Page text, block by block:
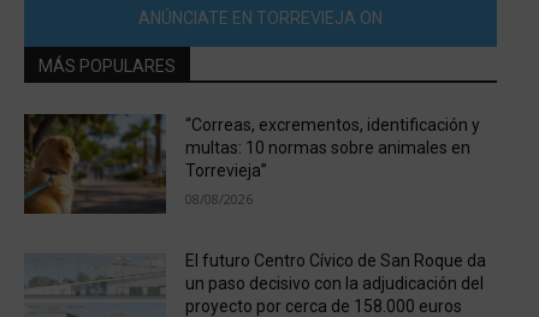
ANÚNCIATE EN TORREVIEJA ON
MÁS POPULARES
“Correas, excrementos, identificación y
multas: 10 normas sobre animales en
Torrevieja”
08/08/2026
El futuro Centro Cívico de San Roque da
un paso decisivo con la adjudicación del
proyecto por cerca de 158.000 euros